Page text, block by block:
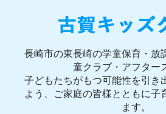
長崎市の東長崎の学童保育・放
童クラブ・アフター
子どもたちがもつ可能性を引き
よう、ご家庭の皆様とともに子
ます。